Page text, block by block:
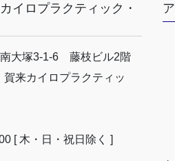
イロプラクティック・
大塚3-1-6 藤枝ビル2階
来カイロプラクティッ
[ 木・日・祝日除く ]